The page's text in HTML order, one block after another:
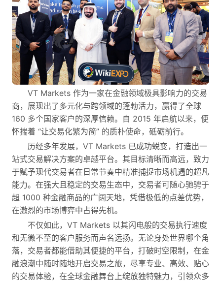
VT Markets 作为一家在金融领域极具影响力的交易
商，展现出了多元化与跨领域的蓬勃活力，赢得了全球
160 多个国家客户的深厚信赖。自 2015 年启航以来，便
怀揣着 “让交易化繁为简” 的质朴使命，砥砺前行。
历经多年发展，VT Markets 已成功蜕变，打造出一
站式交易解决方案的卓越平台。其目标清晰而高远，致力
于赋予现代交易者在日常节奏中精准捕捉市场机遇的超凡
能力。在强大且稳定的交易生态中，交易者可随心驰骋于
超 1000 种金融商品的广阔天地，凭借极低的点差优势，
在激烈的市场博弈中占得先机。
不仅如此，VT Markets 以其闪电般的交易执行速度
和无微不至的客户服务而声名远扬。无论身处世界哪个角
落，交易者都能借助其便捷的平台，打破时空限制，在金
融浪潮中随时随地开启交易之旅，尽享专业、高效、贴心
的交易体验，在全球金融舞台上绽放独特魅力，引领众多